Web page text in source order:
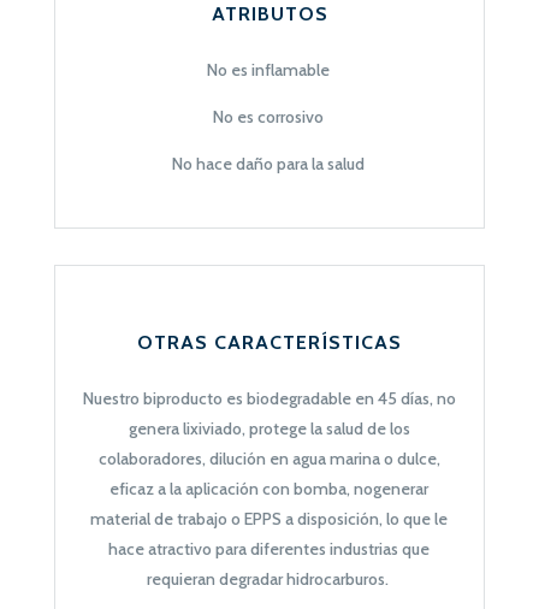
ATRIBUTOS
No es inflamable
No es corrosivo
No hace daño para la salud
OTRAS CARACTERÍSTICAS
Nuestro biproducto es biodegradable en 45 días, no
genera lixiviado, protege la salud de los
colaboradores, dilución en agua marina o dulce,
eficaz a la aplicación con bomba, nogenerar
material de trabajo o EPPS a disposición, lo que le
hace atractivo para diferentes industrias que
requieran degradar hidrocarburos.